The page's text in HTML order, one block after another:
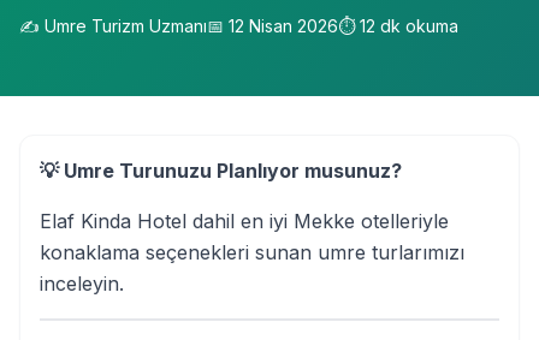
✍️ Umre Turizm Uzmanı📅 12 Nisan 2026⏱️12 dk okuma
💡 Umre Turunuzu Planlıyor musunuz?
Elaf Kinda Hotel dahil en iyi Mekke otelleriyle
konaklama seçenekleri sunan umre turlarımızı
inceleyin.